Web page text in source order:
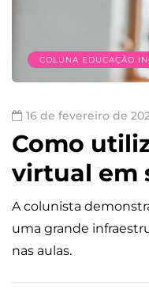
COLUNA EDUCAÇÃO
16 de fevereiro de
Como
virtual em
A colunista
uma grande
nas aulas.